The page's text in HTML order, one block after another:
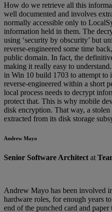
How do we retrieve all this
well documented and involves
normally accessible only to
information held in them. The
using ‘security by obscurity’ but
reverse-engineered some time
public domain. In fact, the
making it really easy to
in Win 10 build 1703 to attempt to
reverse-engineered within a short
local process needs to decrypt
protect that. This is why mobile
disk encryption. That way, a
extracted from its disk storage
Andrew Mayo
Senior Software Architect at
Andrew Mayo has been involved
hardware roles, for enough years
end of the punched card and paper